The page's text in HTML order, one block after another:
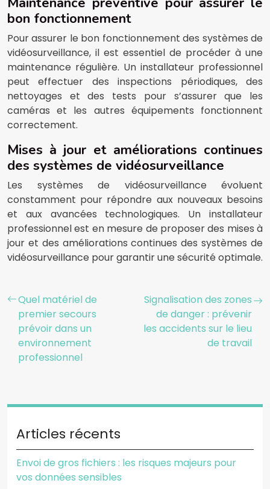
bon fonctionnement
Pour assurer le bon fonctionnement des systèmes de
vidéosurveillance, il est essentiel de procéder à une
maintenance régulière. Un installateur professionnel
peut effectuer des inspections périodiques, des
nettoyages et des tests pour s’assurer que les
caméras et les autres équipements fonctionnent
correctement.
Mises à jour et améliorations continues
des systèmes de vidéosurveillance
Les systèmes de vidéosurveillance évoluent
constamment pour répondre aux nouveaux besoins
et aux avancées technologiques. Un installateur
professionnel est en mesure de proposer des mises à
jour et des améliorations continues des systèmes de
vidéosurveillance pour garantir une sécurité optimale.
Quel matériel de
premier secours
prévoir dans un
environnement
professionnel
Signalisation des zones
de danger : prévenir
les accidents sur le lieu
de travail
Articles récents
Envoi de gros fichiers : les risques majeurs pour
vos données sensibles